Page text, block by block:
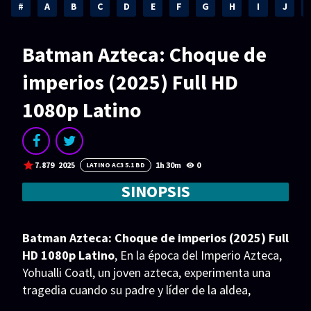
Comedia Crimen
Terror Drama
Familia
Fantástico
Bélico Thriller
Musical
SERIES
Series 1080p Series 4K HDR
Series 720p 2160p 4K SDR
# A B C D E F G H I J
Batman Azteca: Choque de
imperios (2025) Full HD
1080p Latino
7.879 2025 LATINO AC3 5.1 BD 1h 30m 0
SINOPSIS
Batman Azteca: Choque de imperios (2025) Full
HD 1080p Latino, En la época del Imperio Azteca,
Yohualli Coatl, un joven azteca, experimenta una
tragedia cuando su padre y líder de la aldea,